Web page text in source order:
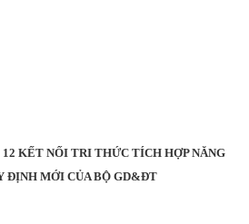
12 KẾT NỐI TRI THỨC TÍCH HỢP NĂNG
ĐỊNH MỚI CỦA BỘ GD&ĐT